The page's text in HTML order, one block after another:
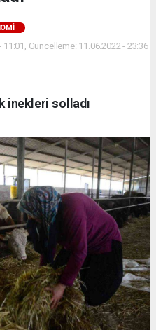
Güncelleme: 11.06.2022 - 23:36
inekleri solladı